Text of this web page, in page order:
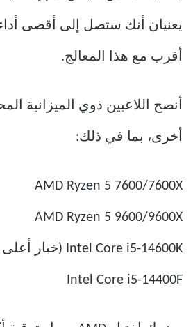
يعنيان أنك ستصل إلى أقصى
أقرب مع هذا المعالج.
أنصح اللاعبين ذوي الميزانية
أخرى، بما في ذلك:
AMD Ryzen 5 7600/7600X
AMD Ryzen 5 9600/9600X
Intel Core i5-14600K (خيار أعلى سعرًا)
Intel Core i5-14400F